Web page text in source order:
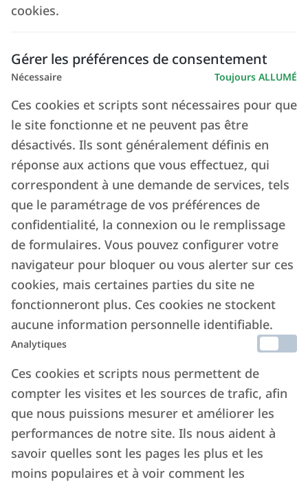
cookies.
Gérer les préférences de consentement
Nécessaire Toujours ALLUMÉ
Ces cookies et scripts sont nécessaires pour que
le site fonctionne et ne peuvent pas être
désactivés. Ils sont généralement définis en
réponse aux actions que vous effectuez, qui
correspondent à une demande de services, tels
que le paramétrage de vos préférences de
confidentialité, la connexion ou le remplissage
de formulaires. Vous pouvez configurer votre
navigateur pour bloquer ou vous alerter sur ces
cookies, mais certaines parties du site ne
fonctionneront plus. Ces cookies ne stockent
aucune information personnelle identifiable.
Analytiques
Ces cookies et scripts nous permettent de
compter les visites et les sources de trafic, afin
que nous puissions mesurer et améliorer les
performances de notre site. Ils nous aident à
savoir quelles sont les pages les plus et les
moins populaires et à voir comment les